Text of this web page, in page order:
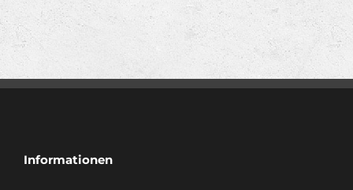
Informationen